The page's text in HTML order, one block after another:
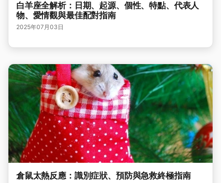
白羊座全解析：日期、起源、個性、特點、代表人
物、愛情觀與最佳配對指南
2025年07月03日
倉鼠太熱反應：識別症狀、預防與急救終極指南